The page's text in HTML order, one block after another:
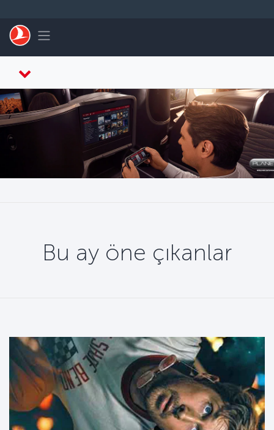
Toggle navigation
Bu ay öne çıkanlar